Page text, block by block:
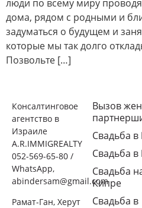
люди по всему миру
дома, рядом с родными и
задуматься о будущем и
которые мы так долго
Позвольте […]
Консалтинговое
агентство в
Израиле
A.R.IMMIGREALTY
052-569-65-80 /
WhatsApp,
abindersam@gmail.com
Рамат-Ган, Херут
Вызов
Свадьба в
Свадьба в
Свадьба
Кипре
Свадьба в